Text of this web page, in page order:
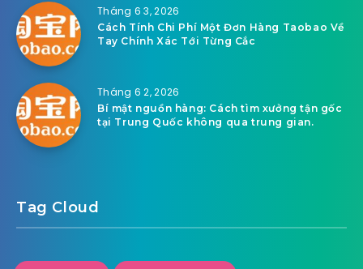
Tháng 6 3, 2026
Cách Tính Chi Phí Một Đơn Hàng Taobao Về
Tay Chính Xác Tới Từng Cắc
Tháng 6 2, 2026
Bí mật nguồn hàng: Cách tìm xưởng tận gốc
tại Trung Quốc không qua trung gian.
Tag Cloud